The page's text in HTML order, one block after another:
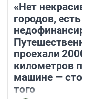
«Нет
городов, есть
проехали 2000
километров по
машине —
того